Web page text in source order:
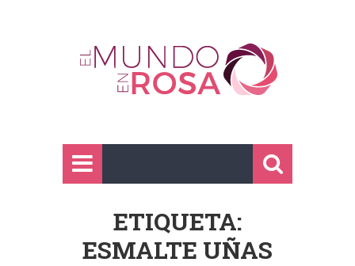
ETIQUETA:
ESMALTE UÑAS